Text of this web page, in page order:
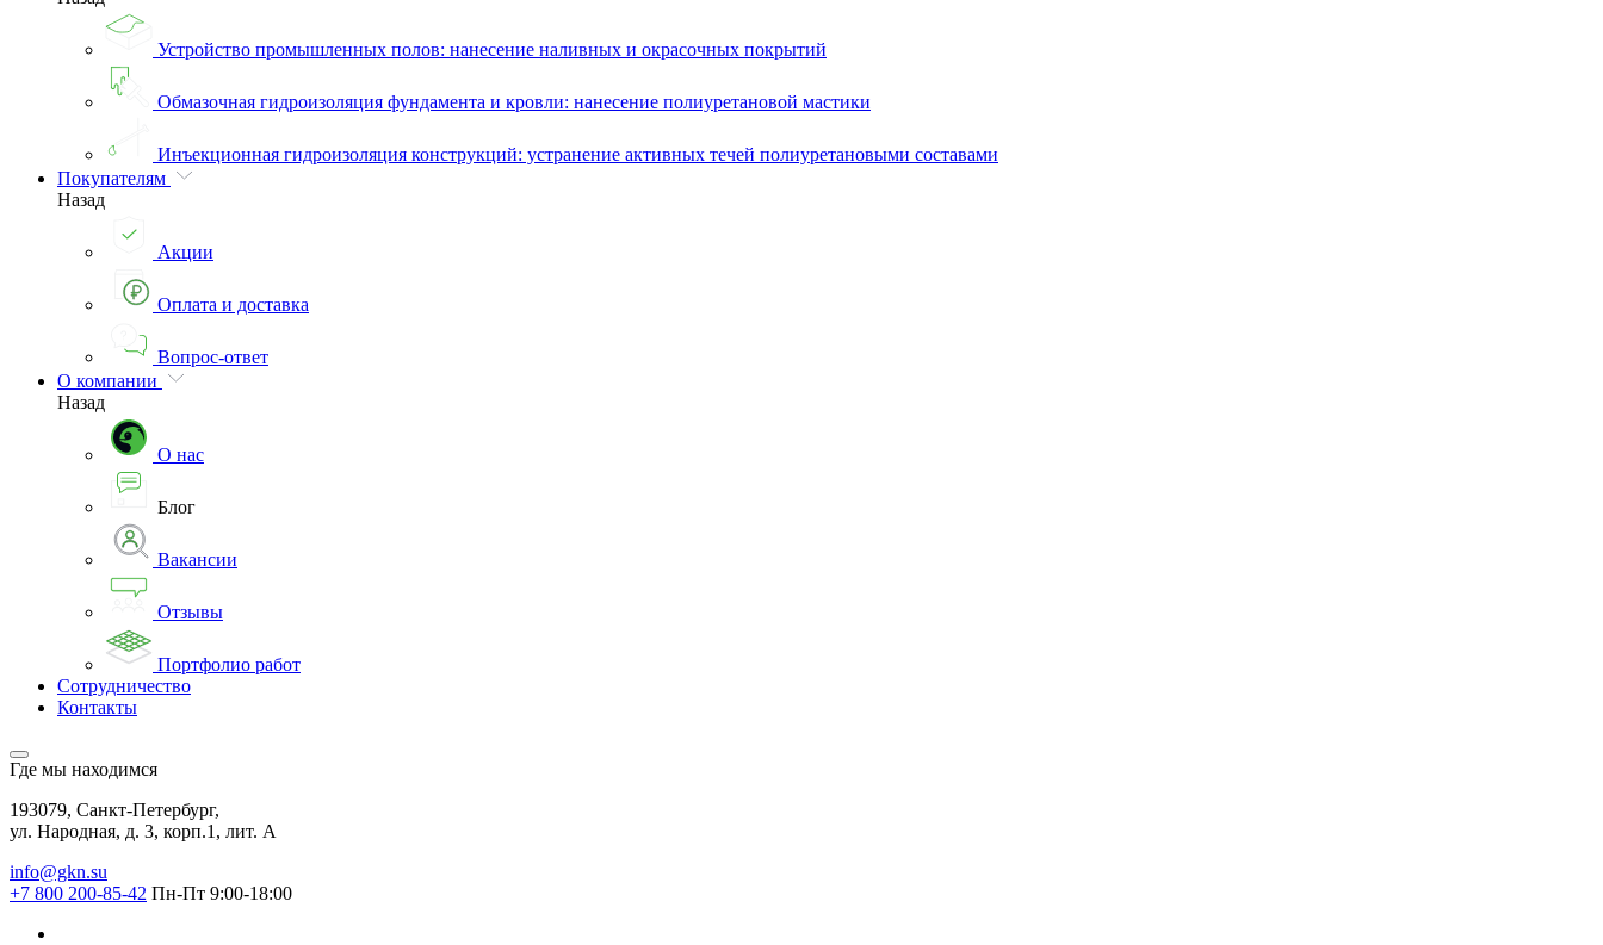
Устройство промышленных полов: нанесение наливных и окрасочных покрытий
Обмазочная гидроизоляция фундамента и кровли: нанесение полиуретановой мастики
Инъекционная гидроизоляция конструкций: устранение активных течей полиуретановыми составами
Покупателям
Назад
Акции
Оплата и доставка
Вопрос-ответ
О компании
Назад
О нас
Блог
Вакансии
Отзывы
Портфолио работ
Сотрудничество
Контакты
Где мы находимся
193079, Санкт-Петербург,
ул. Народная, д. 3, корп.1, лит. А
info@gkn.su
+7 800 200-85-42 Пн-Пт 9:00-18:00